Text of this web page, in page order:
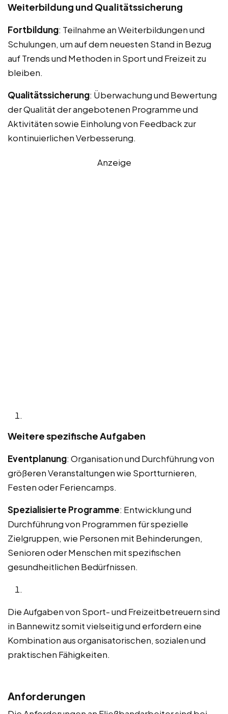
Weiterbildung und Qualitätssicherung
Fortbildung: Teilnahme an Weiterbildungen und
Schulungen, um auf dem neuesten Stand in Bezug
auf Trends und Methoden in Sport und Freizeit zu
bleiben.
Qualitätssicherung: Überwachung und Bewertung
der Qualität der angebotenen Programme und
Aktivitäten sowie Einholung von Feedback zur
kontinuierlichen Verbesserung.
Anzeige
Weitere spezifische Aufgaben
Eventplanung: Organisation und Durchführung von
größeren Veranstaltungen wie Sportturnieren,
Festen oder Feriencamps.
Spezialisierte Programme: Entwicklung und
Durchführung von Programmen für spezielle
Zielgruppen, wie Personen mit Behinderungen,
Senioren oder Menschen mit spezifischen
gesundheitlichen Bedürfnissen.
Die Aufgaben von Sport- und Freizeitbetreuern sind
in Bannewitz somit vielseitig und erfordern eine
Kombination aus organisatorischen, sozialen und
praktischen Fähigkeiten.
Anforderungen